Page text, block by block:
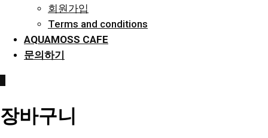
회원가입
Terms and conditions
AQUAMOSS CAFE
문의하기
장바구니